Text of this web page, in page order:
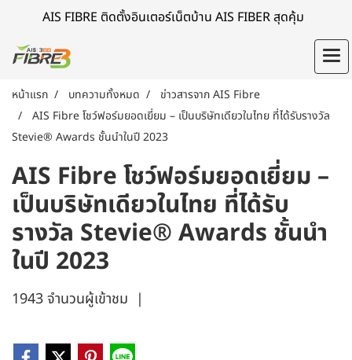
AIS FIBRE ติดตั้งอินเตอร์เน็ตบ้าน AIS FIBER สุดคุ้ม
หน้าแรก บทความทั้งหมด
ข่าวสารจาก AIS Fibre
AIS Fibre โชว์ฟอร์มยอดเยี่ยม – เป็นบริษัทเดียวในไทย ที่ได้รับรางวัล
Stevie® Awards ชั้นนำในปี 2023
AIS Fibre โชว์ฟอร์มยอดเยี่ยม –
เป็นบริษัทเดียวในไทย ที่ได้รับ
รางวัล Stevie® Awards ชั้นนำ
ในปี 2023
1943 จำนวนผู้เข้าชม |